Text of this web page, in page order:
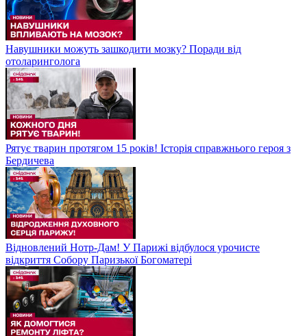
Навушники можуть зашкодити мозку? Поради від
отоларинголога
Рятує тварин протягом 15 років! Історія справжнього героя з
Бердичева
Відновлений Нотр-Дам! У Парижі відбулося урочисте
відкриття Собору Паризької Богоматері